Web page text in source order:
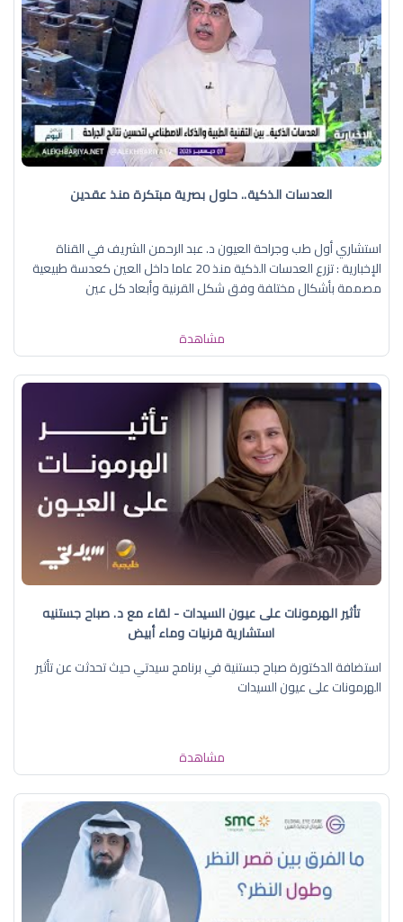
العدسات الذكية.. حلول بصرية مبتكرة منذ عقدين
استشاري أول طب وجراحة العيون د. عبد الرحمن الشريف في القناة
الإخبارية : تزرع العدسات الذكية منذ 20 عاما داخل العين كعدسة طبيعية
مصممة بأشكال مختلفة وفق شكل القرنية وأبعاد كل عين
مشاهدة
تأثير الهرمونات على عيون السيدات - لقاء مع د. صباح جستنيه
استشارية قرنيات وماء أبيض
استضافة الدكتورة صباح جستنية في برنامج سيدتي حيث تحدثت عن تأثير
الهرمونات على عيون السيدات
مشاهدة